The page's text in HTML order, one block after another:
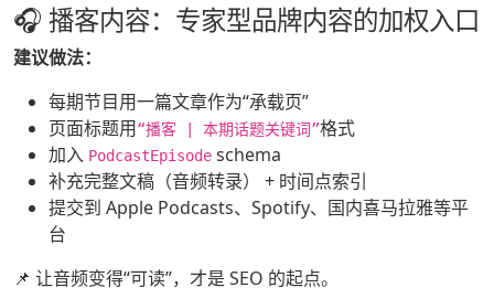
🎧 播客内容：专家型品牌内容的加权入口
建议做法：
每期节目用一篇文章作为“承载页”
页面标题用“播客 | 本期话题关键词”格式
加入 PodcastEpisode schema
补充完整文稿（音频转录） + 时间点索引
提交到 Apple Podcasts、Spotify、国内喜马拉雅等平
台
📌 让音频变得“可读”，才是 SEO 的起点。